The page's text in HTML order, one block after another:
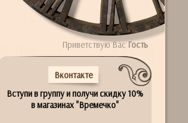
Приветствую ВасГость
Вконтакте
Вступи в группу и получи скидку 10%
в магазинах "Времечко"